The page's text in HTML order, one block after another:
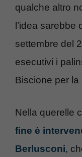
qualche altro
l’idea sarebbe
settembre del
esecutivi i
Biscione per
Nella querelle
fine è
Berlusconi,